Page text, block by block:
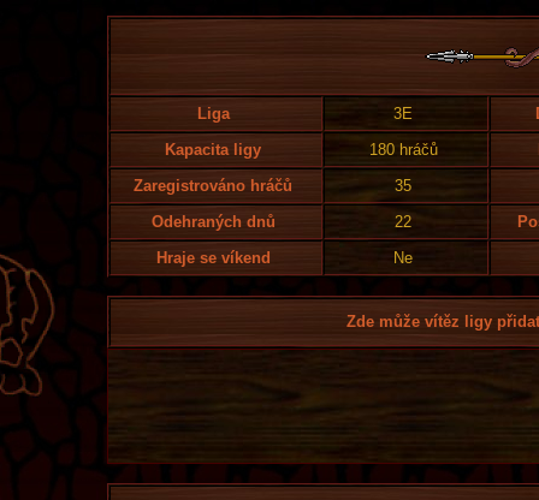
Liga 3E
Kapacita ligy
180 hráčů
Zaregistrováno hráčů
35
Odehraných dnů
22
Hraje se víkend
Ne
Zde může vítěz ligy